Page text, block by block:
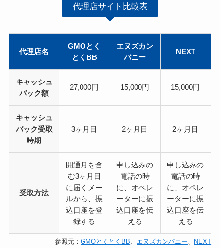
代理店サイト比較表
代理店名
GMOとく
とくBB
エヌズカン
パニー
NEXT
キャッシュ
バック額
27,000円 15,000円 15,000円
キャッシュ
バック受取
時期
3ヶ月目 2ヶ月目 2ヶ月目
受取方法
開通月を含
む3ヶ月目
に届くメー
ルから、振
込口座を登
録する
申し込みの
電話の時
に、オペレ
ーターに振
込口座を伝
える
申し込みの
電話の時
に、オペレ
ーターに振
込口座を伝
える
参照元：GMOとくとくBB エヌズカンパニー NEXT